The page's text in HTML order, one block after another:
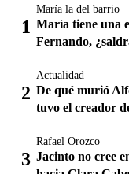
María la del barrio
María tiene una
Fernando,
Actualidad
De qué murió
tuvo el creador
Rafael Orozco
Jacinto no cree